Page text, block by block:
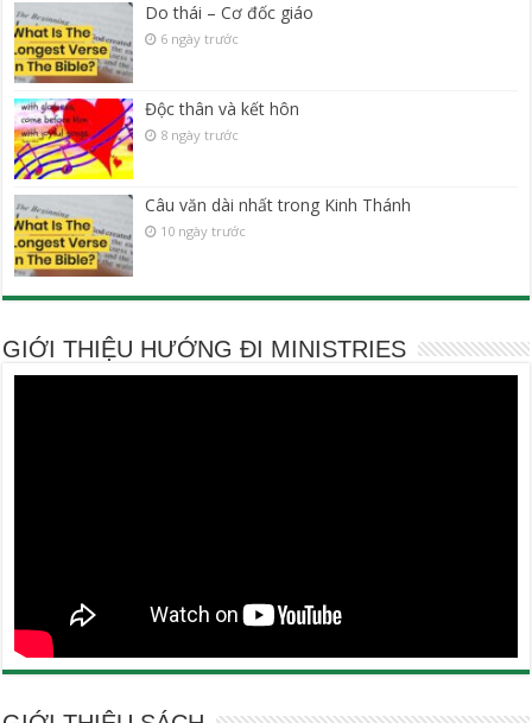
Do thái – Cơ đốc giáo
6 ngày trước
Độc thân và kết hôn
8 ngày trước
Câu văn dài nhất trong Kinh Thánh
10 ngày trước
GIỚI THIỆU HƯỚNG ĐI MINISTRIES